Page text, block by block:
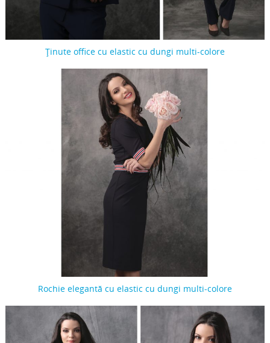
Ținute office cu elastic cu dungi multi-colore
Rochie elegantă cu elastic cu dungi multi-colore